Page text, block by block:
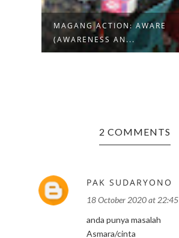
MAGANG ACTION: AWARE
(AWARENESS AN...
2 COMMENTS
PAK SUDARYONO
18 October 2020 at 22:45
anda punya masalah
Asmara/cinta